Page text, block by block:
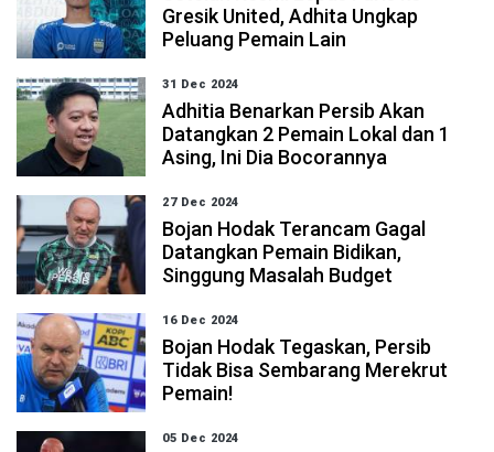
Gresik United, Adhita Ungkap
Peluang Pemain Lain
31 Dec 2024
Adhitia Benarkan Persib Akan
Datangkan 2 Pemain Lokal dan 1
Asing, Ini Dia Bocorannya
27 Dec 2024
Bojan Hodak Terancam Gagal
Datangkan Pemain Bidikan,
Singgung Masalah Budget
16 Dec 2024
Bojan Hodak Tegaskan, Persib
Tidak Bisa Sembarang Merekrut
Pemain!
05 Dec 2024